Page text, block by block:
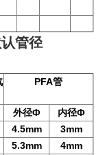
管径
PFA管
外径Φ 内径Φ
4.5mm
3mm
5.3mm
4mm